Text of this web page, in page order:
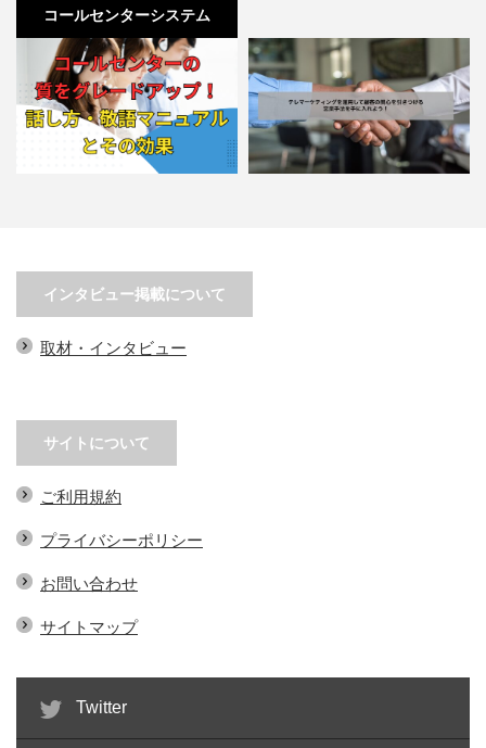
コールセンターシステム
インタビュー掲載について
取材・インタビュー
サイトについて
ご利用規約
プライバシーポリシー
お問い合わせ
サイトマップ
Twitter